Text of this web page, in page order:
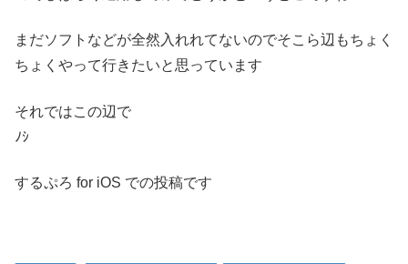
まだソフトなどが全然入れれてないのでそこら辺もちょく
ちょくやって行きたいと思っています
それではこの辺で
ﾉｼ
するぷろ for iOS での投稿です